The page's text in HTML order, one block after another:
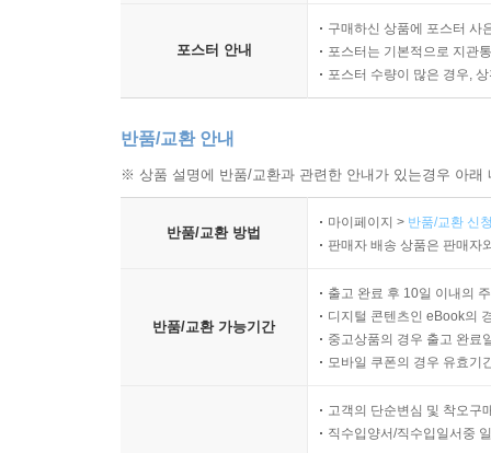
포스터 안내
구매하신 상품에 포스터 사
포스터는 기본적으로 지관
포스터 수량이 많은 경우,
반품/교환 안내
※ 상품 설명에 반품/교환과 관련한 안내가 있는경우 아
반품/교환 방법
마이페이지 > 반품/교환 신
판매자 배송 상품은 판매자
반품/교환 가능기간
출고 완료 후 10일 이내의
디지털 콘텐츠인 eBook의
중고상품의 경우 출고 완료
모바일 쿠폰의 경우 유효기
고객의 단순변심 및 착오구
직수입양서/직수입일서중